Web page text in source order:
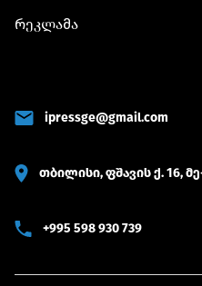
რეკლამა
ipressge@gmail.com
თბილისი, ფშავის ქ. 16,
+995 598 930 739